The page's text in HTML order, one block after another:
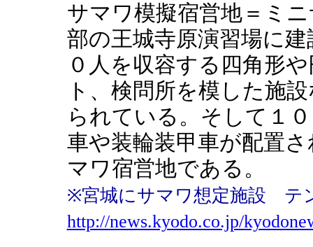
サマワ模擬宿営地＝ミ
部の王城寺原演習場に
０人を収容する四角形
ト、検問所を模した施
られている。そして１
車や装輪装甲車が配置
マワ宿営地である。
※宮城にサマワ想定施設 テ
http://news.kyodo.co.jp/